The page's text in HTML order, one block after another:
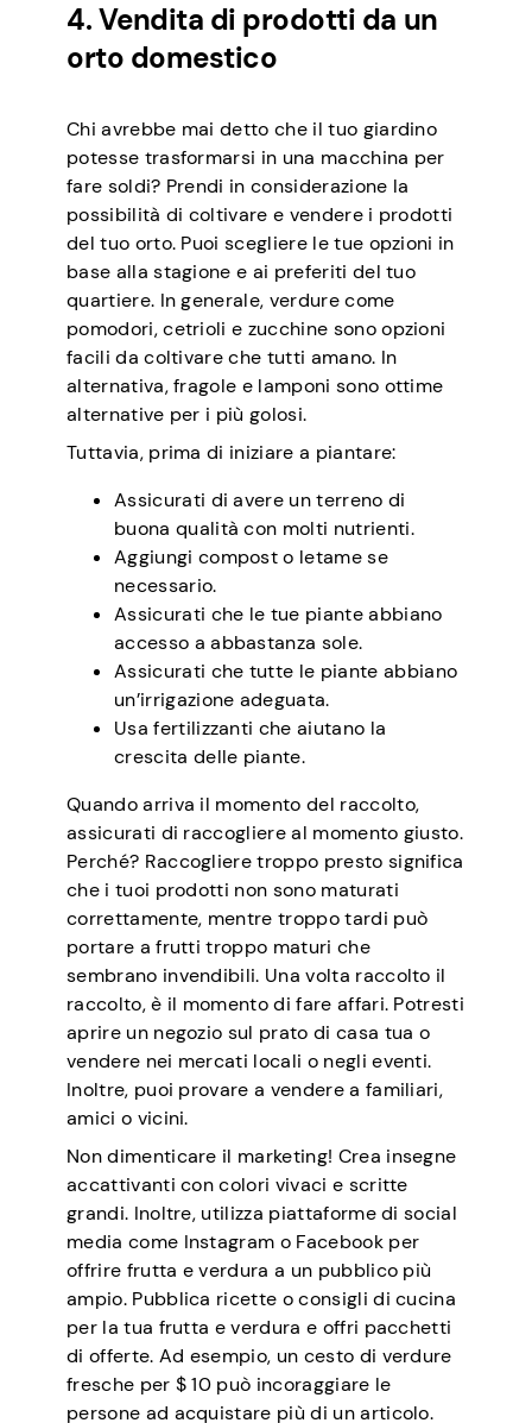
4. Vendita di prodotti da un
orto domestico
Chi avrebbe mai detto che il tuo giardino
potesse trasformarsi in una macchina per
fare soldi? Prendi in considerazione la
possibilità di coltivare e vendere i prodotti
del tuo orto. Puoi scegliere le tue opzioni in
base alla stagione e ai preferiti del tuo
quartiere. In generale, verdure come
pomodori, cetrioli e zucchine sono opzioni
facili da coltivare che tutti amano. In
alternativa, fragole e lamponi sono ottime
alternative per i più golosi.
Tuttavia, prima di iniziare a piantare:
Assicurati di avere un terreno di
buona qualità con molti nutrienti.
Aggiungi compost o letame se
necessario.
Assicurati che le tue piante abbiano
accesso a abbastanza sole.
Assicurati che tutte le piante abbiano
un’irrigazione adeguata.
Usa fertilizzanti che aiutano la
crescita delle piante.
Quando arriva il momento del raccolto,
assicurati di raccogliere al momento giusto.
Perché? Raccogliere troppo presto significa
che i tuoi prodotti non sono maturati
correttamente, mentre troppo tardi può
portare a frutti troppo maturi che
sembrano invendibili. Una volta raccolto il
raccolto, è il momento di fare affari. Potresti
aprire un negozio sul prato di casa tua o
vendere nei mercati locali o negli eventi.
Inoltre, puoi provare a vendere a familiari,
amici o vicini.
Non dimenticare il marketing! Crea insegne
accattivanti con colori vivaci e scritte
grandi. Inoltre, utilizza piattaforme di social
media come Instagram o Facebook per
offrire frutta e verdura a un pubblico più
ampio. Pubblica ricette o consigli di cucina
per la tua frutta e verdura e offri pacchetti
di offerte. Ad esempio, un cesto di verdure
fresche per $ 10 può incoraggiare le
persone ad acquistare più di un articolo.